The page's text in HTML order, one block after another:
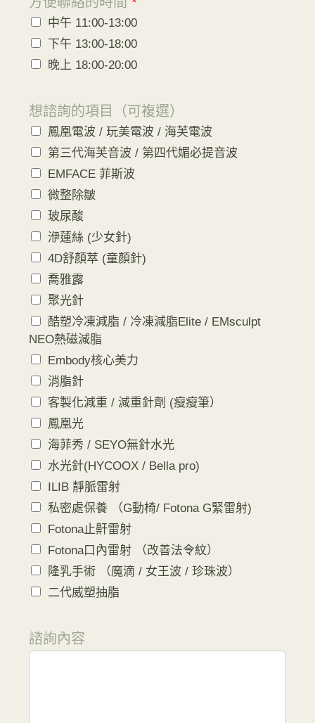
中午 11:00-13:00
下午 13:00-18:00
晚上 18:00-20:00
想諮詢的項目（可複選）
鳳凰電波 / 玩美電波 / 海芙電波
第三代海芙音波 / 第四代媚必提音波
EMFACE 菲斯波
微整除皺
玻尿酸
洢蓮絲 (少女針)
4D舒顏萃 (童顏針)
喬雅露
聚光針
酷塑冷凍減脂 / 冷凍減脂Elite / EMsculpt
NEO熱磁減脂
Embody核心美力
消脂針
客製化減重 / 減重針劑 (瘦瘦筆）
鳳凰光
海菲秀 / SEYO無針水光
水光針(HYCOOX / Bella pro)
ILIB 靜脈雷射
私密處保養 （G動椅/ Fotona G緊雷射)
Fotona止鼾雷射
Fotona口內雷射 （改善法令紋）
隆乳手術 （魔滴 / 女王波 / 珍珠波）
二代威塑抽脂
諮詢內容